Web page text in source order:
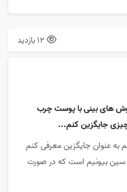
های بینی با پوست چرب
چیزی جایگزین کنم...
به عنوان جایگزین معرفی کنم
سین بیونیم است که در صورت